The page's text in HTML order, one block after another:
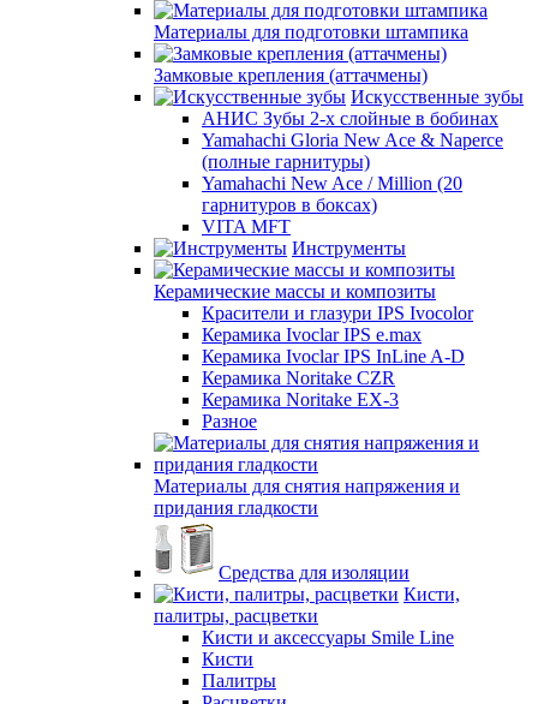
Материалы для подготовки штампика
Замковые крепления (аттачмены)
Искусственные зубы
АНИС Зубы 2-х слойные в бобинах
Yamahachi Gloria New Ace & Naperce
(полные гарнитуры)
Yamahachi New Ace / Million (20
гарнитуров в боксах)
VITA MFT
Инструменты
Керамические массы и композиты
Красители и глазури IPS Ivocolor
Керамика Ivoclar IPS e.max
Керамика Ivoclar IPS InLine A-D
Керамика Noritake CZR
Керамика Noritake EX-3
Разное
Материалы для снятия напряжения и
придания гладкости
Средства для изоляции
Кисти,
палитры, расцветки
Кисти и аксессуары Smile Line
Кисти
Палитры